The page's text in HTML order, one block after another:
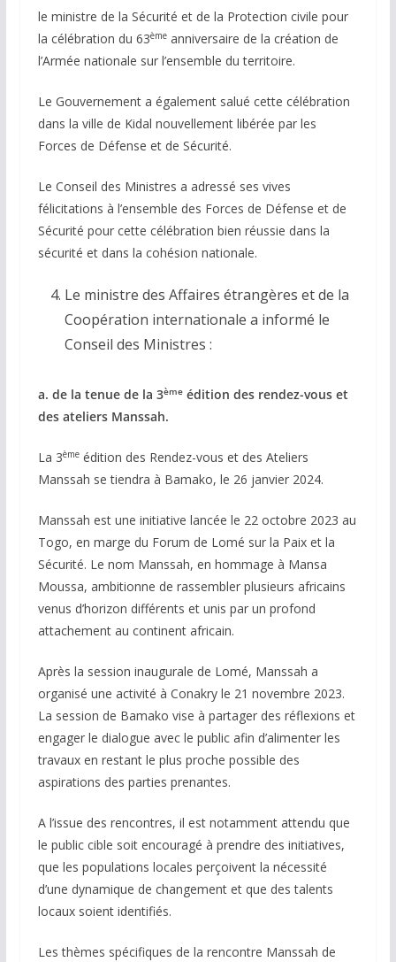
le ministre de la Sécurité et de la Protection civile pour
la célébration du 63èmeanniversaire de la création de
l’Armée nationale sur l’ensemble du territoire.
Le Gouvernement a également salué cette célébration
dans la ville de Kidal nouvellement libérée par les
Forces de Défense et de Sécurité.
Le Conseil des Ministres a adressé ses vives
félicitations à l’ensemble des Forces de Défense et de
Sécurité pour cette célébration bien réussie dans la
sécurité et dans la cohésion nationale.
Le ministre des Affaires étrangères et de la
Coopération internationale a informé le
Conseil des Ministres :
a. de la tenue de la 3èmeédition des rendez-vous et
des ateliers Manssah.
La 3èmeédition des Rendez-vous et des Ateliers
Manssah se tiendra à Bamako, le 26 janvier 2024.
Manssah est une initiative lancée le 22 octobre 2023 au
Togo, en marge du Forum de Lomé sur la Paix et la
Sécurité. Le nom Manssah, en hommage à Mansa
Moussa, ambitionne de rassembler plusieurs africains
venus d’horizon différents et unis par un profond
attachement au continent africain.
Après la session inaugurale de Lomé, Manssah a
organisé une activité à Conakry le 21 novembre 2023.
La session de Bamako vise à partager des réflexions et
engager le dialogue avec le public afin d’alimenter les
travaux en restant le plus proche possible des
aspirations des parties prenantes.
A l’issue des rencontres, il est notamment attendu que
le public cible soit encouragé à prendre des initiatives,
que les populations locales perçoivent la nécessité
d’une dynamique de changement et que des talents
locaux soient identifiés.
Les thèmes spécifiques de la rencontre Manssah de